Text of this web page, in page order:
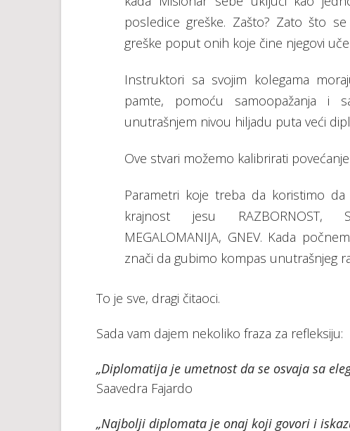
posledice greške. Zašto? Zato što
greške poput onih koje čine njegovi
Instruktori sa svojim kolegama
pamte, pomoću samoopažanja i
unutrašnjem nivou hiljadu puta veći
Ove stvari možemo kalibrirati
Parametri koje treba da koristimo
krajnost jesu RAZBORNOST,
MEGALOMANIJA, GNEV. Kada
znači da gubimo kompas unutrašnjeg
To je sve, dragi čitaoci.
Sada vam dajem nekoliko fraza za refleksiju:
„Diplomatija je umetnost da se osvaja sa
Saavedra Fajardo
„Najbolji diplomata je onaj koji govori i